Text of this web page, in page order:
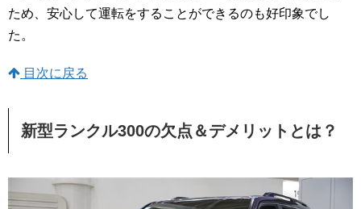
ため、安心して運転をすることができるのも好印象でし
た。
目次に戻る
新型ランクル300の欠点＆デメリットとは？